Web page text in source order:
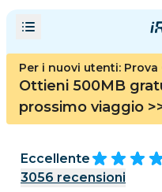
Per i nuovi utenti: Prova
Ottieni 500MB
prossimo viaggio
Eccellente
3056 recensioni